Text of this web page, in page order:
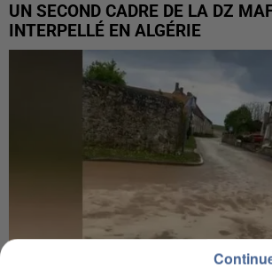
UN SECOND CADRE DE LA DZ
INTERPELLÉ EN ALGÉRIE